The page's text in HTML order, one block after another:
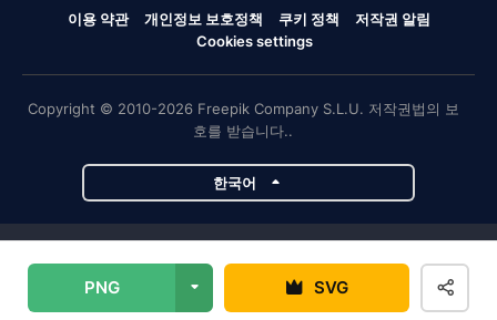
PNG SVG
이용 약관 개인정보 보호정책 쿠키 정책
저작권 알림
Cookies settings
Copyright © 2010-2026 Freepik Company S.L.U. 저작권법의 보
호를 받습니다..
한국어